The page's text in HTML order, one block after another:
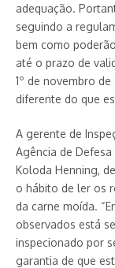
adequação.
seguindo a
bem como
até o prazo de
1º de novembro
diferente do que
A gerente de
Agência de
Koloda Henning,
o hábito de ler os
da carne moída.
observados está
inspecionado por
garantia de que